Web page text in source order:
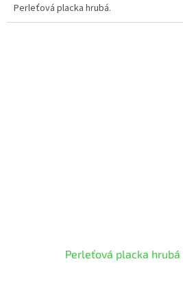
Perleťová placka hrubá.
Perleťová placka